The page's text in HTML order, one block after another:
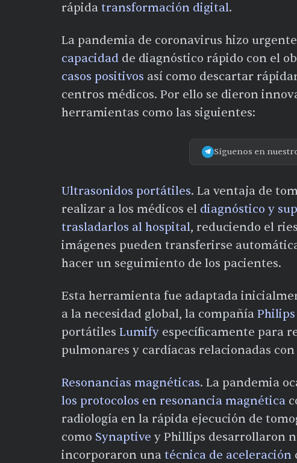
rápida transformación digital.
La pandemia de coronavirus hizo
capacidad de diagnóstico rápido con el
casos positivos así como descartar
centros médicos. Por ello se dieron
herramientas como las siguientes:
Síguenos en
Ultrasonidos portátiles. La ventaja de
realizar a los médicos el diagnóstico y
trasladarlos al hospital, reduciendo el
imágenes pueden transferirse
hacer un seguimiento de los pacientes.
Esta herramienta fue adaptada
a la necesidad global, la compañía Philips
portátiles Lumify específicamente para
pulmonares y cardíacas relacionadas
Resonancias magnéticas. La pandemia
los protocolos en resonancia magnética
radiología en la rápida ejecución de
como Synaptive y Phillips desarrollaron
incorporaron una técnica de aceleración